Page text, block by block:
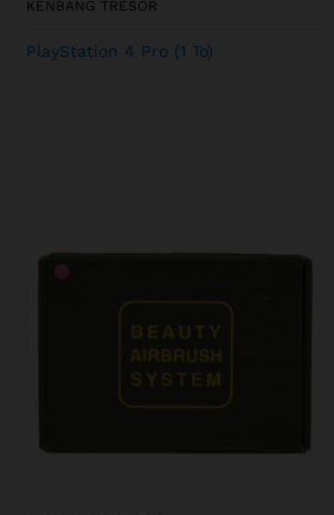
KENBANG TRÉSOR
PlayStation 4 Pro (1 To)